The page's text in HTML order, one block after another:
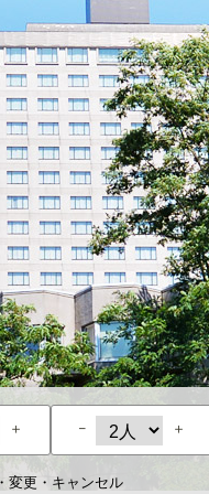
＋ − ＋
変更・キャンセル